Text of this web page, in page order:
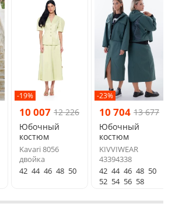
-19%
10 007 12 226
Юбочный
костюм
Kavari 8056
двойка
42 44 46 48 50
-23%
10 704 13 677
Юбочный
костюм
KIVVIWEAR
43394338
42 44 46 48 50
52 54 56 58